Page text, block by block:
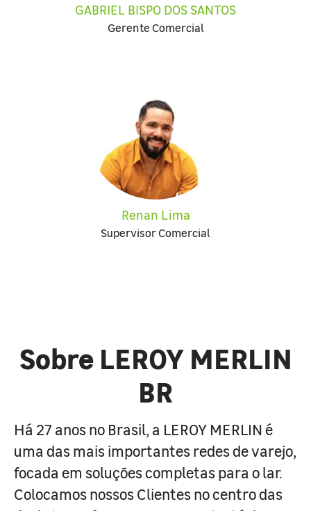
GABRIEL BISPO DOS SANTOS
Gerente Comercial
Renan Lima
Supervisor Comercial
Sobre LEROY MERLIN
BR
Há 27 anos no Brasil, a LEROY MERLIN é
uma das mais importantes redes de varejo,
focada em soluções completas para o lar.
Colocamos nossos Clientes no centro das